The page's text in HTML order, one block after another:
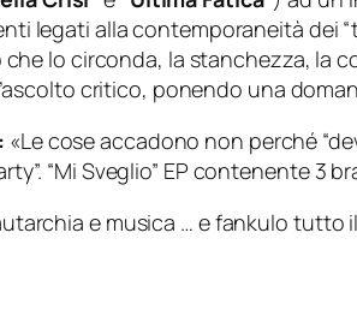
legati alla contemporaneità dei
lo circonda, la stanchezza, la
critico, ponendo una
«Le cose accadono non perché
“Mi Sveglio” EP contenente 3
e musica … e fankulo tutto